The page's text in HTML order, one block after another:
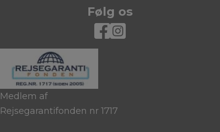
Følg os
Medlem af
Rejsegarantifonden nr 1717